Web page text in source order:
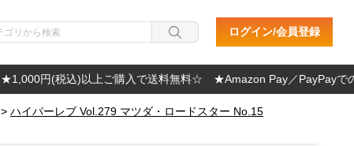
ログイン/会員登録
★1,000円(税込)以上ご購入で送料無料☆ ★Amazon Pay／PayPayで
> ハイパーレブ Vol.279 マツダ・ロードスター No.15